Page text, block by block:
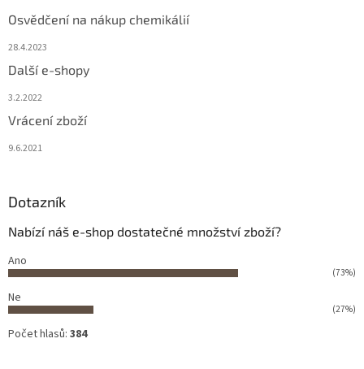
Osvědčení na nákup chemikálií
28.4.2023
Další e-shopy
3.2.2022
Vrácení zboží
9.6.2021
Dotazník
Nabízí náš e-shop dostatečné množství zboží?
Ano
(73%)
Ne
(27%)
Počet hlasů: 384